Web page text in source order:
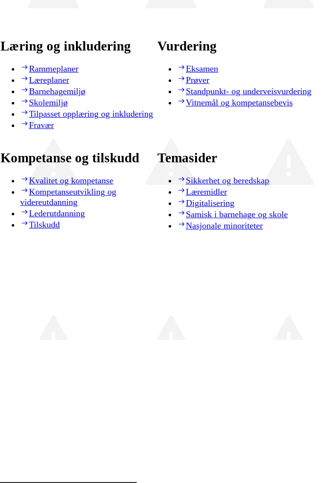
Læring og inkludering
Rammeplaner
Læreplaner
Barnehagemiljø
Skolemiljø
Tilpasset opplæring og inkludering
Fravær
Vurdering
Eksamen
Prøver
Standpunkt- og underveisvurdering
Vitnemål og kompetansebevis
Kompetanse og tilskudd
Kvalitet og kompetanse
Kompetanseutvikling og
videreutdanning
Lederutdanning
Tilskudd
Temasider
Sikkerhet og beredskap
Læremidler
Digitalisering
Samisk i barnehage og skole
Nasjonale minoriteter